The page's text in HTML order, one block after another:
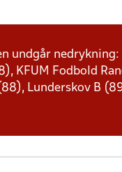
undgår
KFUM Fodbold
Lunderskov B